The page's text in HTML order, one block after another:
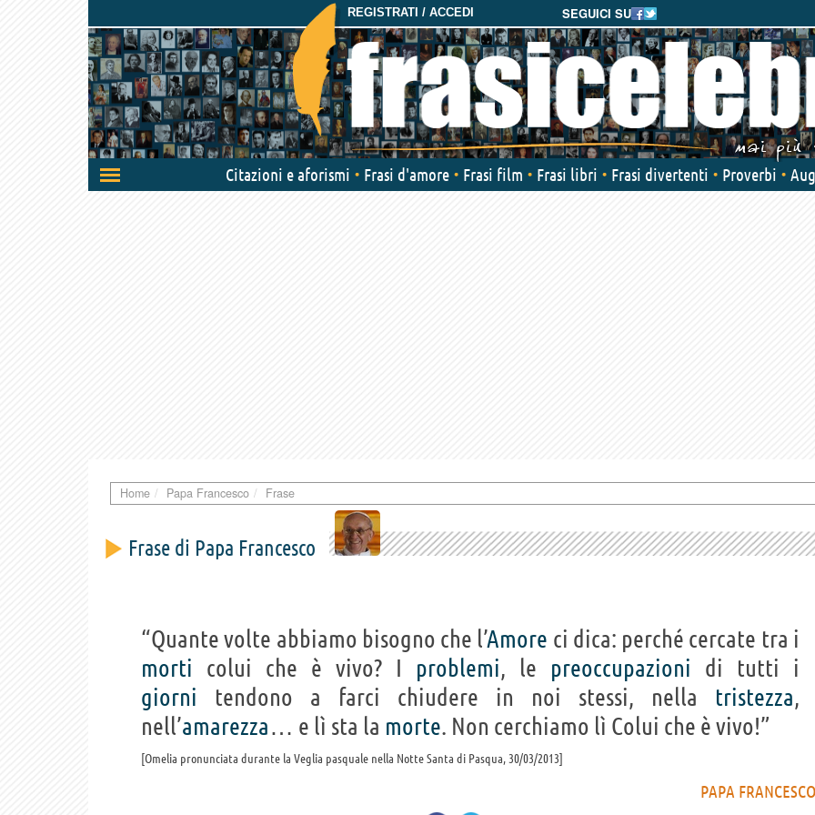
SEGUICI SU
REGISTRATI / ACCEDI
Attiva/disattiva
navigazione
Citazioni e aforismi Frasi d'amore Frasi film Frasi libri Frasi divertenti Proverbi
Home Papa Francesco Frase
Frase di Papa Francesco
“Quante volte abbiamo bisogno che l’Amore ci dica: perché cercate tra i
morti colui che è vivo? I problemi, le preoccupazioni di tutti i
giorni tendono a farci chiudere in noi stessi, nella tristezza,
nell’amarezza… e lì sta la morte. Non cerchiamo lì Colui che è vivo!”
Omelia pronunciata durante la Veglia pasquale nella Notte Santa di Pasqua, 30/03/2013
PAPA